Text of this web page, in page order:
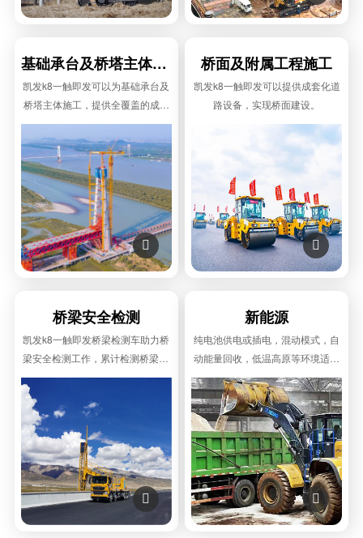
基础承台及桥塔主体施工
凯发k8一触即发可以为基础承台及
桥塔主体施工，提供全覆盖的成套
化混凝土设备和吊装设备。

桥面及附属工程施工
凯发k8一触即发可以提供成套化道
路设备，实现桥面建设。

桥梁安全检测
凯发k8一触即发桥梁检测车助力桥
梁安全检测工作，累计检测桥梁30
万座，总里程100万公里。

新能源
纯电池供电或插电，混动模式，自
动能量回收，低温高原等环境适应
性更好。
